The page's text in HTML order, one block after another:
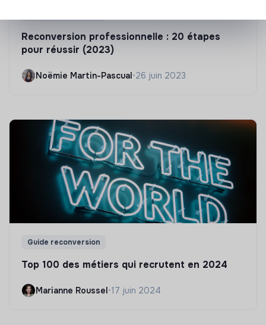
Reconversion professionnelle : 20 étapes
pour réussir (2023)
Noëmie Martin-Pascual•26 juin 2023
Guide reconversion
Top 100 des métiers qui recrutent en 2024
Marianne Roussel•17 juin 2024